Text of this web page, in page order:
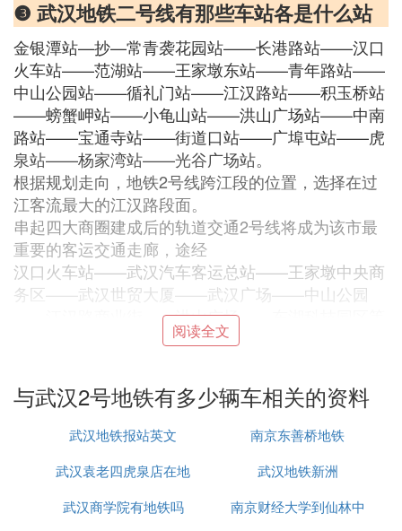
❸ 武汉地铁二号线有那些车站各是什么站
金银潭站—抄—常青袭花园站——长港路站——汉口
火车站——范湖站——王家墩东站——青年路站——
中山公园站——循礼门站——江汉路站——积玉桥站
——螃蟹岬站——小龟山站——洪山广场站——中南
路站——宝通寺站——街道口站——广埠屯站——虎
泉站——杨家湾站——光谷广场站。
根据规划走向，地铁2号线跨江段的位置，选择在过
江客流最大的江汉路段面。
串起四大商圈建成后的轨道交通2号线将成为该市最
重要的客运交通走廊，途经
汉口火车站——武汉汽车客运总站——王家墩中央商
务区——武汉世贸大厦——武汉广场——中山公园
——江汉路商业街——洪山广场——东湖科技园区等
主要客流集散点，并串起解放
❹ 武汉地铁2号线途经哪些站点
途经：天河机场站-航空总部站-宋家岗站-巨龙大道
站-盘龙城站回-宏图大道站答-常青城站-金银潭站-常
青花园站-长港路站-汉口火车站-范湖站-王家墩东站-
青年路站-中山公园站-循礼门站-江汉路站-积玉桥站-
阅读全文
与武汉2号地铁有多少辆车相关的资料
武汉地铁报站英文
南京东善桥地铁
武汉袁老四虎泉店在地
铁站哪里
武汉地铁新洲
武汉商学院有地铁吗
南京财经大学到仙林中